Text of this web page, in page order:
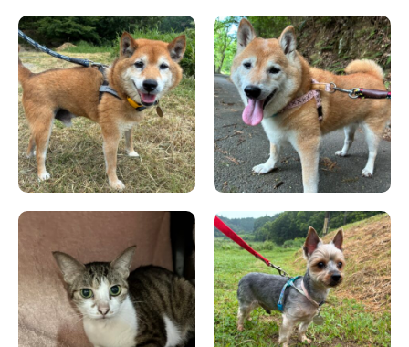
サイズ 性別
ロケーション
検索する